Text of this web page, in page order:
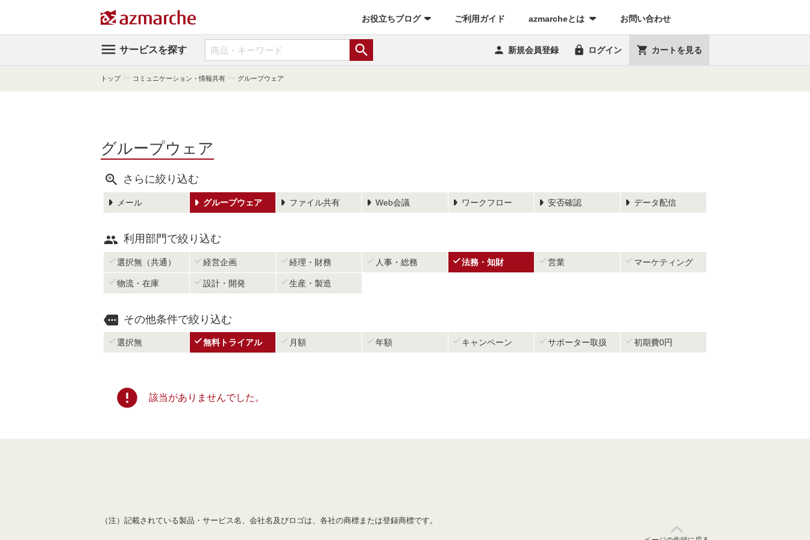
お役立ちブログ ご利用ガイド (current)azmarcheとは お問い合わせ
 サービスを探す   新規会員登録  ログイン  カートを見る
トップ >> コミュニケーション・情報共有 >> グループウェア
グループウェア
 さらに絞り込む
メール グループウェア ファイル共有 Web会議 ワークフロー 安否確認 データ配信
 利用部門で絞り込む
 選択無（共通）  経営企画  経理・財務  人事・総務 法務・知財  営業  マーケティング
 物流・在庫  設計・開発  生産・製造
 その他条件で絞り込む
 選択無 無料トライアル  月額  年額  キャンペーン  サポーター取扱  初期費0円
error 該当がありませんでした。
（注）記載されている製品・サービス名、会社名及びロゴは、各社の商標または登録商標です。